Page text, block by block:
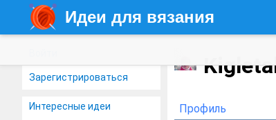
Идеи для вязания
Зарегистрироваться
Интересные идеи
Профиль